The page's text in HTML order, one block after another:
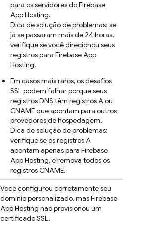
para os servidores doFirebase
App Hosting.
Dica de solução de problemas: se
já se passaram mais de 24 horas,
verifique se você direcionou seus
registros para Firebase App
Hosting.
Em casos mais raros, os desafios
SSL podem falhar porque seus
registros DNS têm registros A ou
CNAME que apontam para outros
provedores de hospedagem.
Dica de solução de problemas:
verifique se os registros A
apontam apenas para Firebase
App Hosting, e remova todos os
registros CNAME.
Você configurou corretamente seu
domínio personalizado, masFirebase
App Hosting não provisionou um
certificado SSL.